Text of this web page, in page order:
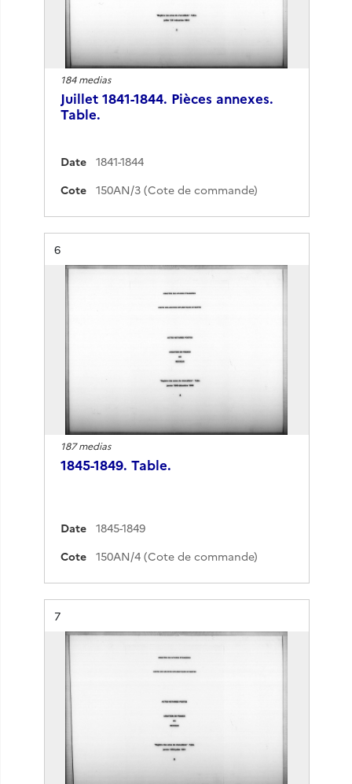
184 medias
Juillet 1841-1844. Pièces annexes.
Table.
Date
1841-1844
Cote
150AN/3 (Cote de commande)
Résultat n°
6
187 medias
1845-1849. Table.
Date
1845-1849
Cote
150AN/4 (Cote de commande)
Résultat n°
7